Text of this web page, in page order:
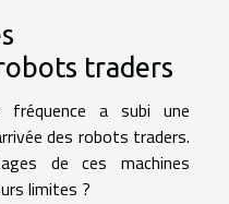
traders
a subi une
des robots traders.
de ces machines
limites ?